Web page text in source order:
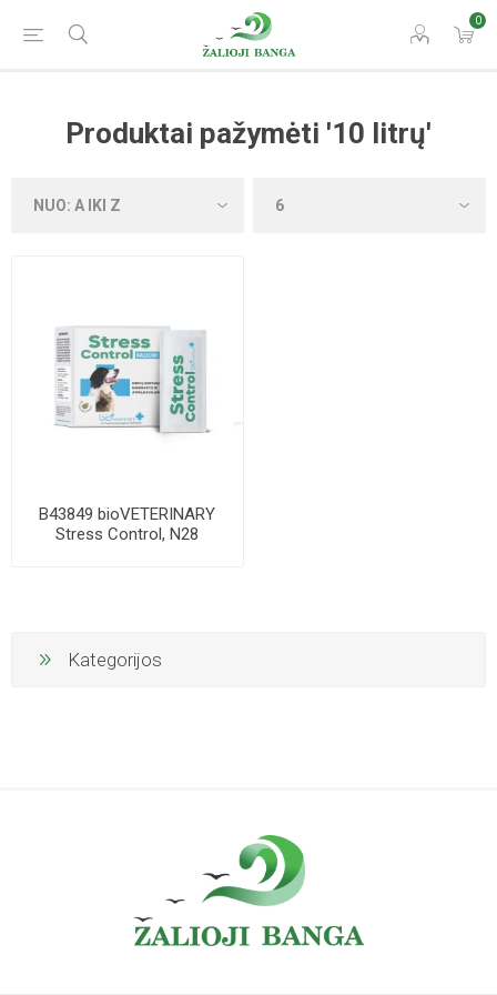
0
Produktai pažymėti '10 litrų'
B43849 bioVETERINARY
Stress Control, N28
Kategorijos